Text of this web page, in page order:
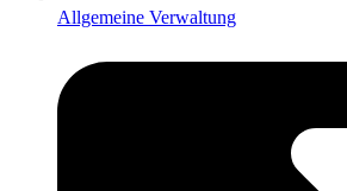
Allgemeine Verwaltung